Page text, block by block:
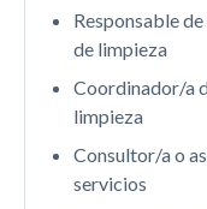
Responsable
de limpieza
Coordinador/a
limpieza
Consultor/a o
servicios